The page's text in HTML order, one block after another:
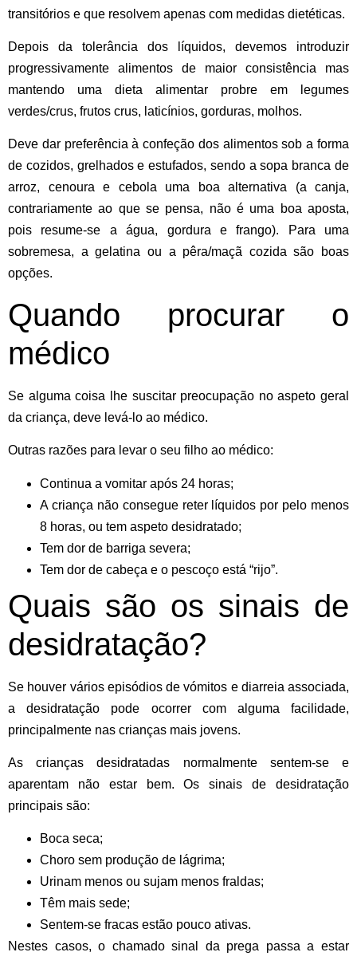
transitórios e que resolvem apenas com medidas dietéticas.
Depois da tolerância dos líquidos, devemos introduzir
progressivamente alimentos de maior consistência mas
mantendo uma dieta alimentar probre em legumes
verdes/crus, frutos crus, laticínios, gorduras, molhos.
Deve dar preferência à confeção dos alimentos sob a forma
de cozidos, grelhados e estufados, sendo a sopa branca de
arroz, cenoura e cebola uma boa alternativa (a canja,
contrariamente ao que se pensa, não é uma boa aposta,
pois resume-se a água, gordura e frango). Para uma
sobremesa, a gelatina ou a pêra/maçã cozida são boas
opções.
Quando procurar o
médico
Se alguma coisa lhe suscitar preocupação no aspeto geral
da criança, deve levá-lo ao médico.
Outras razões para levar o seu filho ao médico:
Continua a vomitar após 24 horas;
A criança não consegue reter líquidos por pelo menos
8 horas, ou tem aspeto desidratado;
Tem dor de barriga severa;
Tem dor de cabeça e o pescoço está “rijo”.
Quais são os sinais de
desidratação?
Se houver vários episódios de vómitos e diarreia associada,
a desidratação pode ocorrer com alguma facilidade,
principalmente nas crianças mais jovens.
As crianças desidratadas normalmente sentem-se e
aparentam não estar bem. Os sinais de desidratação
principais são:
Boca seca;
Choro sem produção de lágrima;
Urinam menos ou sujam menos fraldas;
Têm mais sede;
Sentem-se fracas estão pouco ativas.
Nestes casos, o chamadosinal da prega passa a estar